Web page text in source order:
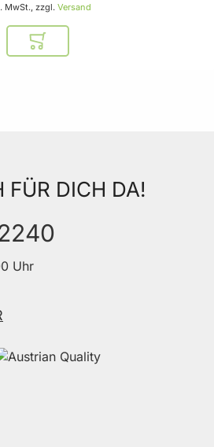
MwSt., zzgl. Versand
In den Warenkorb
FÜR DICH DA!
Uhr